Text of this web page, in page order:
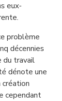
eux-
problème
décennies
du travail
dénote une
cependant